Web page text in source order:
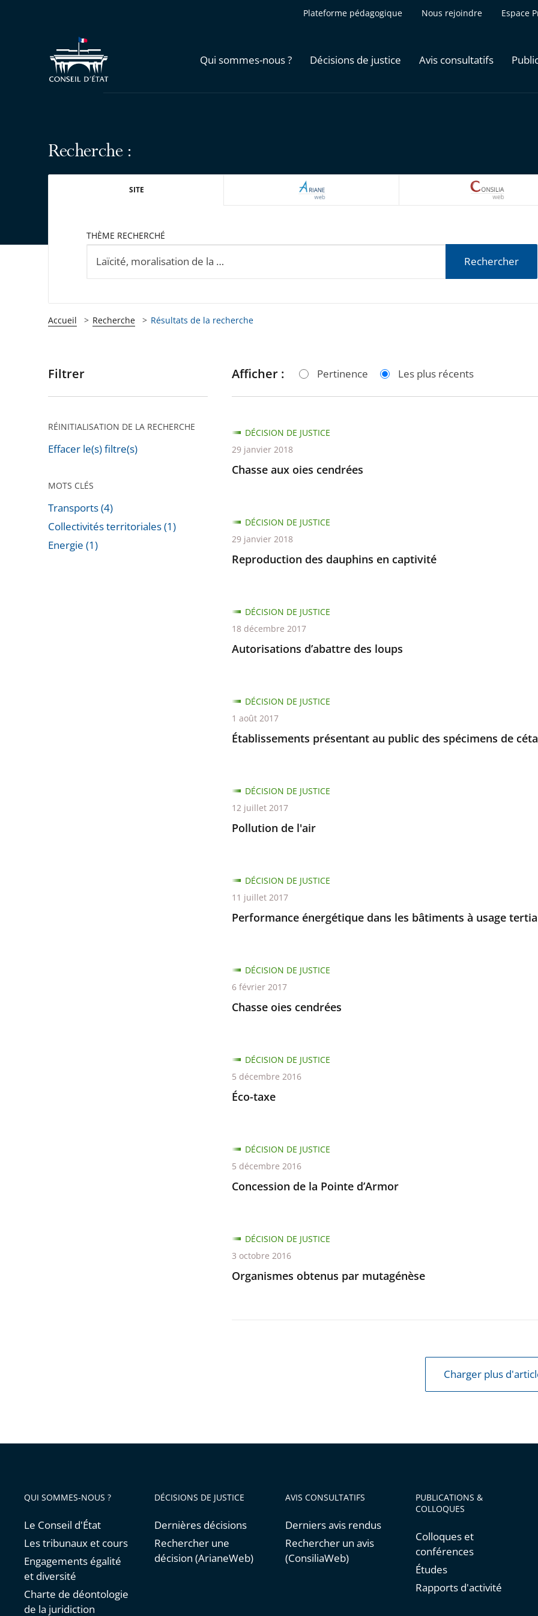
Plateforme pédagogique Nous rejoindre Espace
Qui sommes-nous ? Décisions de justice Avis consultatifs
Recherche :
SITE ARIANEWEB
THÈME RECHERCHÉ
Rechercher
Accueil Recherche Résultats de la recherche
Passer
pour
après
Filtrer
RÉINITIALISATION DE LA RECHERCHE
Effacer le(s) filtre(s)
MOTS CLÉS
Transports (4)
Collectivités territoriales (1)
Energie (1)
Afficher : Pertinence Les plus récents
Chasse aux oies cendrées
DÉCISION DE JUSTICE
29 janvier 2018
Reproduction des dauphins en captivité
DÉCISION DE JUSTICE
29 janvier 2018
Autorisations d’abattre des loups
DÉCISION DE JUSTICE
18 décembre 2017
Établissements présentant au public des spécimens de
DÉCISION DE JUSTICE
1 août 2017
Pollution de l'air
DÉCISION DE JUSTICE
12 juillet 2017
Performance énergétique dans les bâtiments à usage
DÉCISION DE JUSTICE
11 juillet 2017
Chasse oies cendrées
DÉCISION DE JUSTICE
6 février 2017
Éco-taxe
DÉCISION DE JUSTICE
5 décembre 2016
Concession de la Pointe d’Armor
DÉCISION DE JUSTICE
5 décembre 2016
Organismes obtenus par mutagénèse
DÉCISION DE JUSTICE
3 octobre 2016
Charger plus
QUI SOMMES-NOUS ?
Le Conseil d'État
Les tribunaux et cours
Engagements égalité
et diversité
Charte de déontologie
de la juridiction
DÉCISIONS DE JUSTICE
Dernières décisions
Rechercher une
décision (ArianeWeb)
AVIS CONSULTATIFS
Derniers avis rendus
Rechercher un avis
(ConsiliaWeb)
PUBLICATIONS &
COLLOQUES
Colloques et
conférences
Études
Rapports d'activité